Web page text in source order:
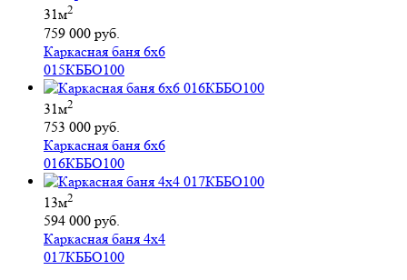
31м2
759 000 руб.
Каркасная баня 6х6
015КББО100
31м2
753 000 руб.
Каркасная баня 6х6
016КББО100
13м2
594 000 руб.
Каркасная баня 4х4
017КББО100